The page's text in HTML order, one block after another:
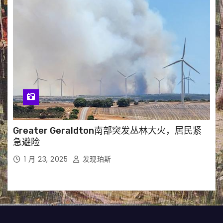
Greater Geraldton南部突发丛林大火，居民紧
急避险
1 月 23, 2025 发现珀斯